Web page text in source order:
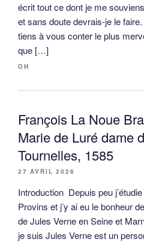
écrit tout ce dont je me
et sans doute devrais-je le
tiens à vous conter le plus
que […]
OH
François La Noue
Marie de Luré dame
Tournelles, 1585
27 AVRIL 2026
Introduction Depuis peu
Provins et j’y ai eu le bonheur
de Jules Verne en Seine et
je suis Jules Verne est un